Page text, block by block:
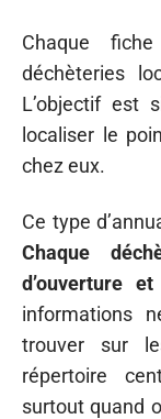
Chaque
déchèteries
L’objectif est
localiser le
chez eux.
Ce type
Chaque
d’ouverture
informations
trouver sur
répertoire
surtout quand